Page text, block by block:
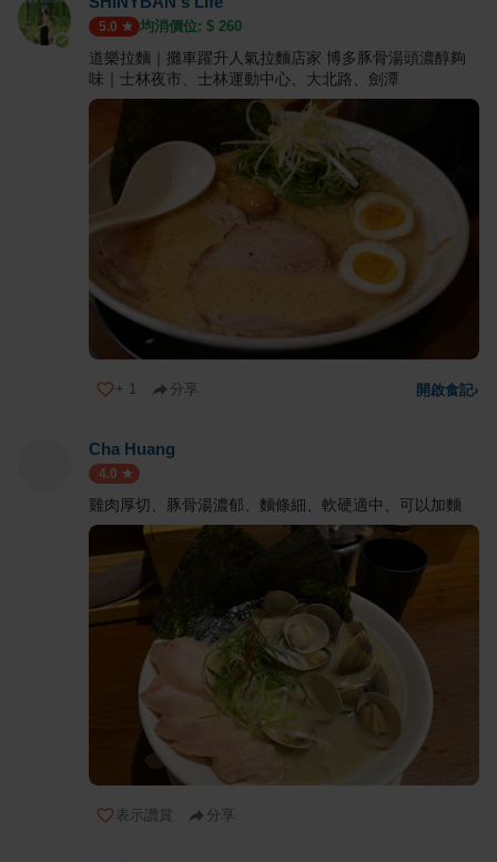
5.0 均消價位: $ 260
道樂拉麵｜攤車躍升人氣拉麵店家 博多豚骨湯頭濃醇夠
味｜士林夜市、士林運動中心、大北路、劍潭
+ 1 分享 開啟食記›
Cha Huang
4.0
雞肉厚切、豚骨湯濃郁、麵條細、軟硬適中、可以加麵
表示讚賞 分享